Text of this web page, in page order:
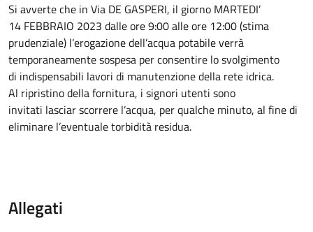
Si avverte che in Via DE GASPERI, il giorno MARTEDI’
14 FEBBRAIO 2023 dalle ore9:00alle ore 12:00(stima
prudenziale) l’erogazione dell’acqua potabile verrà
temporaneamente sospesa perconsentire lo svolgimento
di indispensabili lavori di manutenzione della rete idrica.
Al ripristino della fornitura, i signori utenti sono
invitati lasciar scorrere l’acqua, per qualche minuto, al fine di
eliminare l’eventuale torbidità residua.
Allegati